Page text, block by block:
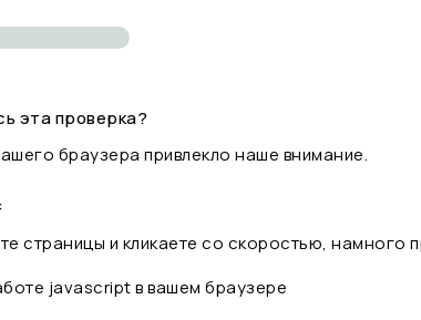
эта проверка?
браузера привлекло наше внимание.
страницы и кликаете со скоростью,
javascript в вашем браузере